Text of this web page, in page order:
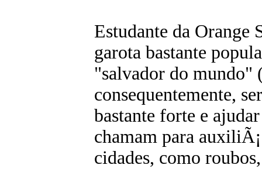
Estudante da
garota bastante
"salvador do mundo"
consequentemente,
bastante forte e
chamam para
cidades, como